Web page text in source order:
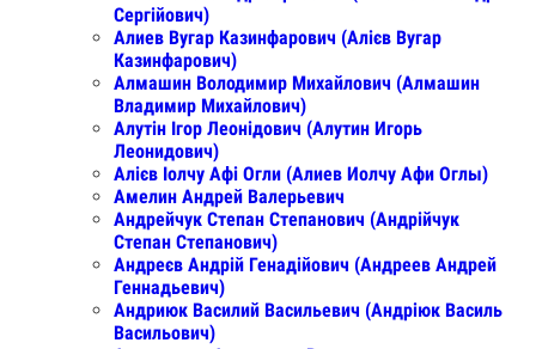
Сергійович)
Алиев Вугар Казинфарович (Алієв Вугар
Казинфарович)
Алмашин Володимир Михайлович (Алмашин
Владимир Михайлович)
Алутін Ігор Леонідович (Алутин Игорь
Леонидович)
Алієв Іолчу Афі Огли (Алиев Иолчу Афи Оглы)
Амелин Андрей Валерьевич
Андрейчук Степан Степанович (Андрійчук
Степан Степанович)
Андреєв Андрій Генадійович (Андреев Андрей
Геннадьевич)
Андриюк Василий Васильевич (Андріюк Василь
Васильович)